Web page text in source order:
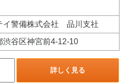
イ警備株式会社 品川支社
渋谷区神宮前4-12-10
詳しく見る